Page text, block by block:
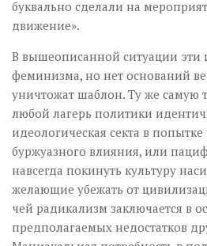
буквально сделали на
движение».
В вышеописанной ситуации эти
феминизма, но нет оснований
уничтожат шаблон. Ту же самую
любой лагерь политики
идеологическая секта в попытке
буржуазного влияния, или
навсегда покинуть культуру
желающие убежать от
чей радикализм заключается в
предполагаемых недостатков